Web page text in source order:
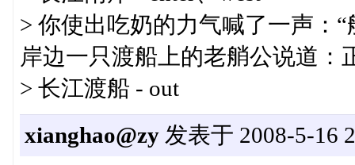
> 你使出吃奶的力气喊了一声：“
岸边一只渡船上的老艄公说道：
> 长江渡船 - out
xianghao@zy发表于 2008-5-16